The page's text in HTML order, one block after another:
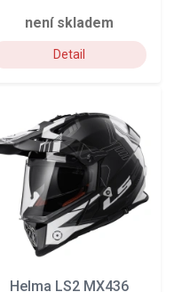
není skladem
Detail
Helma LS2 MX436